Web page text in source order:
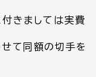
きましては実費
て同額の切手を